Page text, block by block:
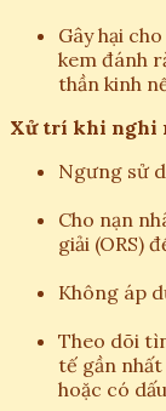
Gây hại
kem đánh
thần kinh
Xử trí khi nghi
Ngưng sử
Cho nạn
giải (ORS)
Không áp
Theo dõi
tế gần
hoặc có